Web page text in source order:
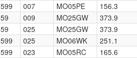
599 007 MO05PE 156.3
59 009 MO25GW 373.9
59 025 MO25GW 373.9
599 025 MO06WK 251.1
599 023 MO05RC 165.6